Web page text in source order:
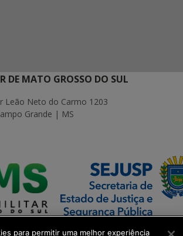
DE MATO GROSSO DO SUL
Leão Neto do Carmo 1203
Grande | MS
para permitir uma melhor experiência